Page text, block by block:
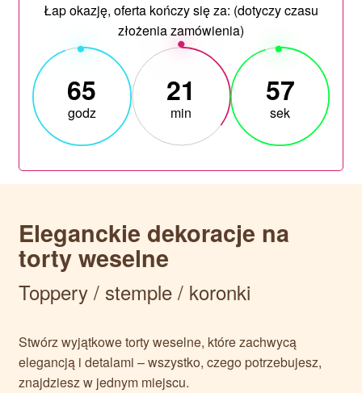
Łap okazję, oferta kończy się za: (dotyczy czasu
złożenia zamówienia)
65
godz
21
min
56
sek
Eleganckie dekoracje na
torty weselne
Toppery / stemple / koronki
Stwórz wyjątkowe torty weselne, które zachwycą
elegancją i detalami – wszystko, czego potrzebujesz,
znajdziesz w jednym miejscu.